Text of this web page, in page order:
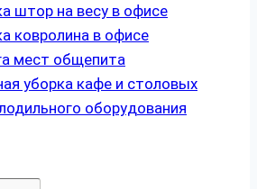
штор на весу в офисе
ковролина в офисе
мест общепита
уборка кафе и столовых
оборудования